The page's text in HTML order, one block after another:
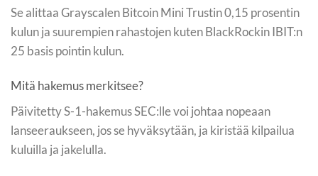
Se alittaa Grayscalen Bitcoin Mini Trustin 0,15 prosentin
kulun ja suurempien rahastojen kuten BlackRockin IBIT:n
25 basis pointin kulun.
Mitä hakemus merkitsee?
Päivitetty S-1-hakemus SEC:lle voi johtaa nopeaan
lanseeraukseen, jos se hyväksytään, ja kiristää kilpailua
kuluilla ja jakelulla.